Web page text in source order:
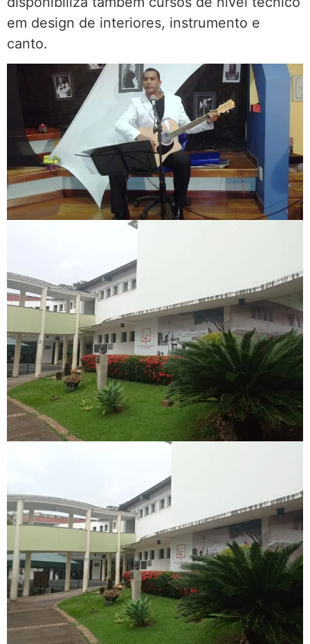
em design de interiores, instrumento e
canto.